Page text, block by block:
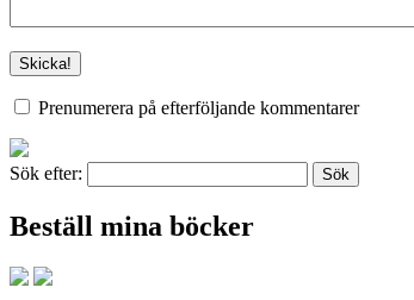
Prenumerera på efterföljande kommentarer
Sök efter:
Beställ mina böcker